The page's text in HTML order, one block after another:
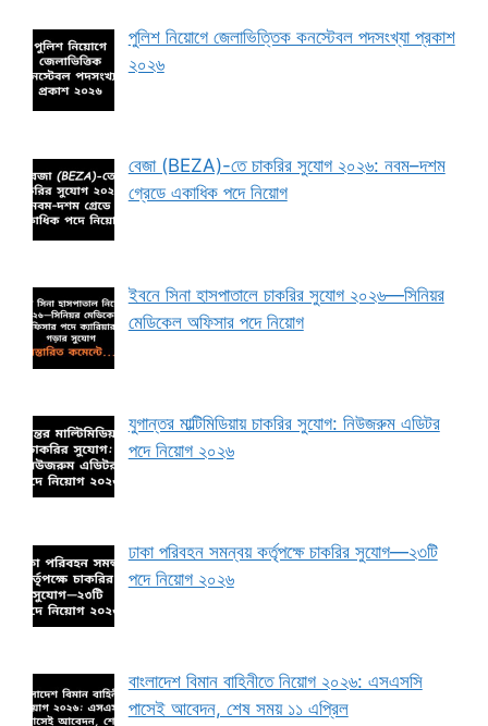
পুলিশ নিয়োগে জেলাভিত্তিক কনস্টেবল পদসংখ্যা প্রকাশ
২০২৬
বেজা (BEZA)-তে চাকরির সুযোগ ২০২৬: নবম–দশম
গ্রেডে একাধিক পদে নিয়োগ
ইবনে সিনা হাসপাতালে চাকরির সুযোগ ২০২৬—সিনিয়র
মেডিকেল অফিসার পদে নিয়োগ
যুগান্তর মাল্টিমিডিয়ায় চাকরির সুযোগ: নিউজরুম এডিটর
পদে নিয়োগ ২০২৬
ঢাকা পরিবহন সমন্বয় কর্তৃপক্ষে চাকরির সুযোগ—২৩টি
পদে নিয়োগ ২০২৬
বাংলাদেশ বিমান বাহিনীতে নিয়োগ ২০২৬: এসএসসি
পাসেই আবেদন, শেষ সময় ১১ এপ্রিল